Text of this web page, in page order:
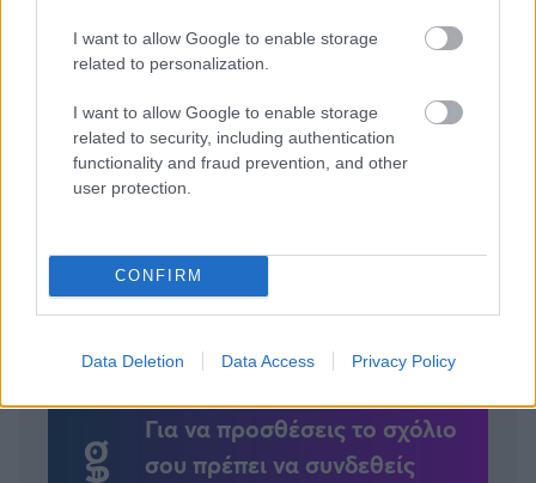
I want to allow Google to enable storage
related to personalization.
I want to allow Google to enable storage
related to security, including authentication
functionality and fraud prevention, and other
user protection.
CONFIRM
Data Deletion Data Access Privacy Policy
άφωνη η νύφη (vid)
Διαδηλωτής «ζήτησε» την αγαπημένη του μπροστά στις
ασπίδες των αστυνομικών (vid)
Tags: ΓΑΜΟΣ
Για να προσθέσεις το σχόλιο
σου πρέπει να συνδεθείς